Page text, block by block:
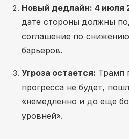
Новый дедлайн: 4 июля
дате стороны должны
соглашение по
барьеров.
Угроза остается: Трамп
прогресса не будет,
«немедленно и до еще
уровней».